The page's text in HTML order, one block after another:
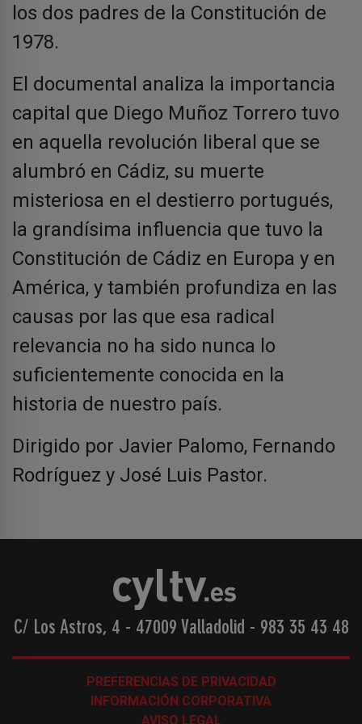
los dos padres de la Constitución de
1978.
El documental analiza la importancia
capital que Diego Muñoz Torrero tuvo
en aquella revolución liberal que se
alumbró en Cádiz, su muerte
misteriosa en el destierro portugués,
la grandísima influencia que tuvo la
Constitución de Cádiz en Europa y en
América, y también profundiza en las
causas por las que esa radical
relevancia no ha sido nunca lo
suficientemente conocida en la
historia de nuestro país.
Dirigido por Javier Palomo, Fernando
Rodríguez y José Luis Pastor.
C/ Los Astros, 4 - 47009 Valladolid - 983 35 43 48
PREFERENCIAS DE PRIVACIDAD
INFORMACIÓN CORPORATIVA
AVISO LEGAL